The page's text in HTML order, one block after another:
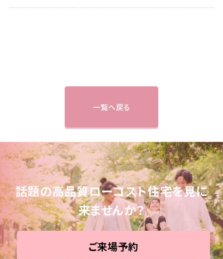
一覧へ戻る
話題の高品質ローコスト住宅を見に
来ませんか？
ご来場予約